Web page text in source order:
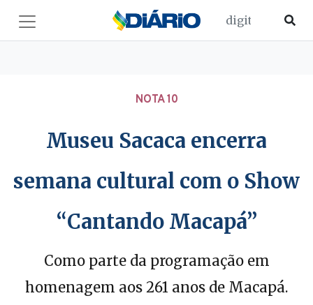
NOTA 10
Museu Sacaca encerra
semana cultural com o Show
“Cantando Macapá”
Como parte da programação em
homenagem aos 261 anos de Macapá.